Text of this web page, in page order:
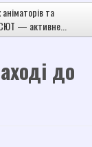
та
— активне...
до